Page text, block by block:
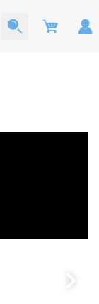
Cart